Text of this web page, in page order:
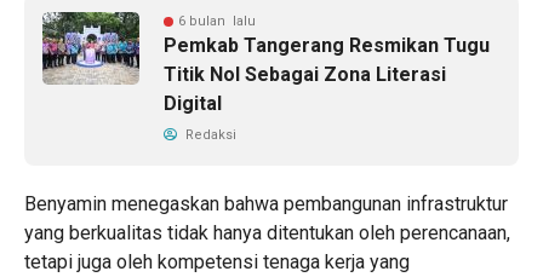
6 bulan lalu
Pemkab Tangerang Resmikan Tugu
Titik Nol Sebagai Zona Literasi
Digital
Redaksi
Benyamin menegaskan bahwa pembangunan infrastruktur
yang berkualitas tidak hanya ditentukan oleh perencanaan,
tetapi juga oleh kompetensi tenaga kerja yang